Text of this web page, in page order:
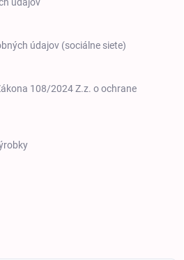
údajov
údajov (sociálne siete)
108/2024 Z.z. o ochrane